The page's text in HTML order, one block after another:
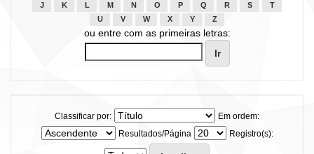
J
K L M N O P Q R S
T
U
V W X Y Z
ou entre com as primeiras letras:
Classificar por:
Em ordem:
Resultados/Página
Registro(s):